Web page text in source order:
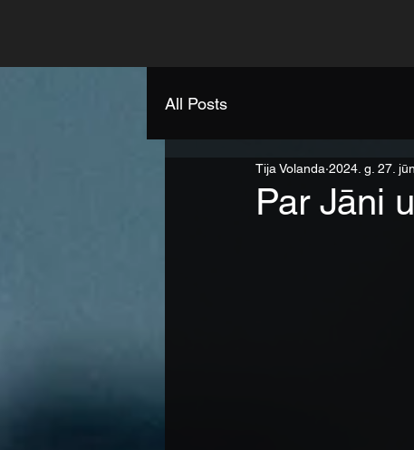
All Posts
Par Jāni
Tija Volanda 2024. g. 27. jūn.